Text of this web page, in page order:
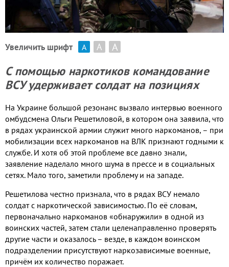
Увеличить шрифт А А А
С помощью наркотиков командование
ВСУ удерживает солдат на позициях
На Украине большой резонанс вызвало интервью военного
омбудсмена Ольги Решетиловой, в котором она заявила, что
в рядах украинской армии служит много наркоманов, – при
мобилизации всех наркоманов на ВЛК признают годными к
службе. И хотя об этой проблеме все давно знали,
заявление наделало много шума в прессе и в социальных
сетях. Мало того, заметили проблему и на западе.
Решетилова честно признала, что в рядах ВСУ немало
солдат с наркотической зависимостью. По её словам,
первоначально наркоманов «обнаружили» в одной из
воинских частей, затем стали целенаправленно проверять
другие части и оказалось – везде, в каждом воинском
подразделении присутствуют наркозависимые военные,
причём их количество поражает.